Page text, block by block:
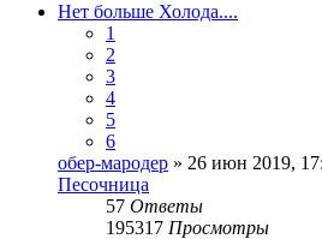
Нет больше Холода....
1
2
3
4
5
6
обер-мародер » 26 июн 2019,
Песочница
57 Ответы
195317 Просмотры